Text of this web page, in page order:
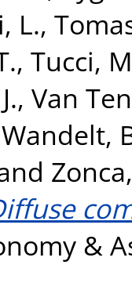
L.,
, Tucci,
, Van
Wandelt,
&